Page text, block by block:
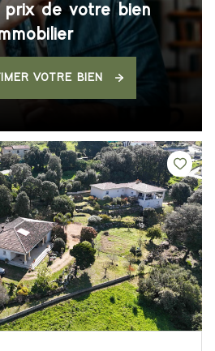
prix de votre bien
VOTRE BIEN